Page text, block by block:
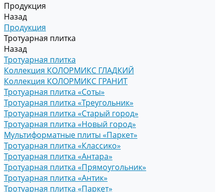
Продукция
Назад
Продукция
Тротуарная плитка
Назад
Тротуарная плитка
Коллекция КОЛОРМИКС ГЛАДКИЙ
Коллекция КОЛОРМИКС ГРАНИТ
Тротуарная плитка «Соты»
Тротуарная плитка «Треугольник»
Тротуарная плитка «Старый город»
Тротуарная плитка «Новый город»
Мультиформатные плиты «Паркет»
Тротуарная плитка «Классико»
Тротуарная плитка «Антара»
Тротуарная плитка «Прямоугольник»
Тротуарная плитка «Антик»
Тротуарная плитка «Паркет»